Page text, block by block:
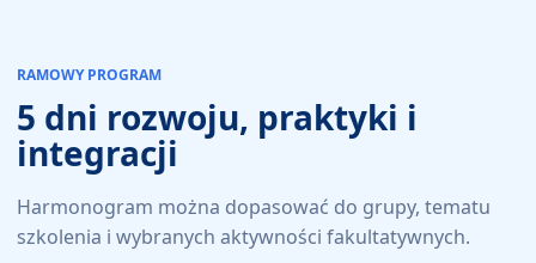
RAMOWY PROGRAM
5 dni rozwoju, praktyki i
integracji
Harmonogram można dopasować do grupy, tematu
szkolenia i wybranych aktywności fakultatywnych.